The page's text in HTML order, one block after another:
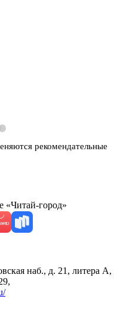
рекомендательные
«Читай-город»
наб., д. 21, литера А,
,